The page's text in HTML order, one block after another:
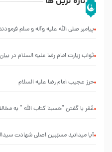
پیامبر صلی الله علیه وآله و سلم
ثواب زیارت امام رضا علیه السلام در
حرز عجیب امام رضا علیه السلام
عُمَر با گفتن “حسبنا كتاب اللّه ” به
آیا میدانید مسبّبین اصلی شهادت